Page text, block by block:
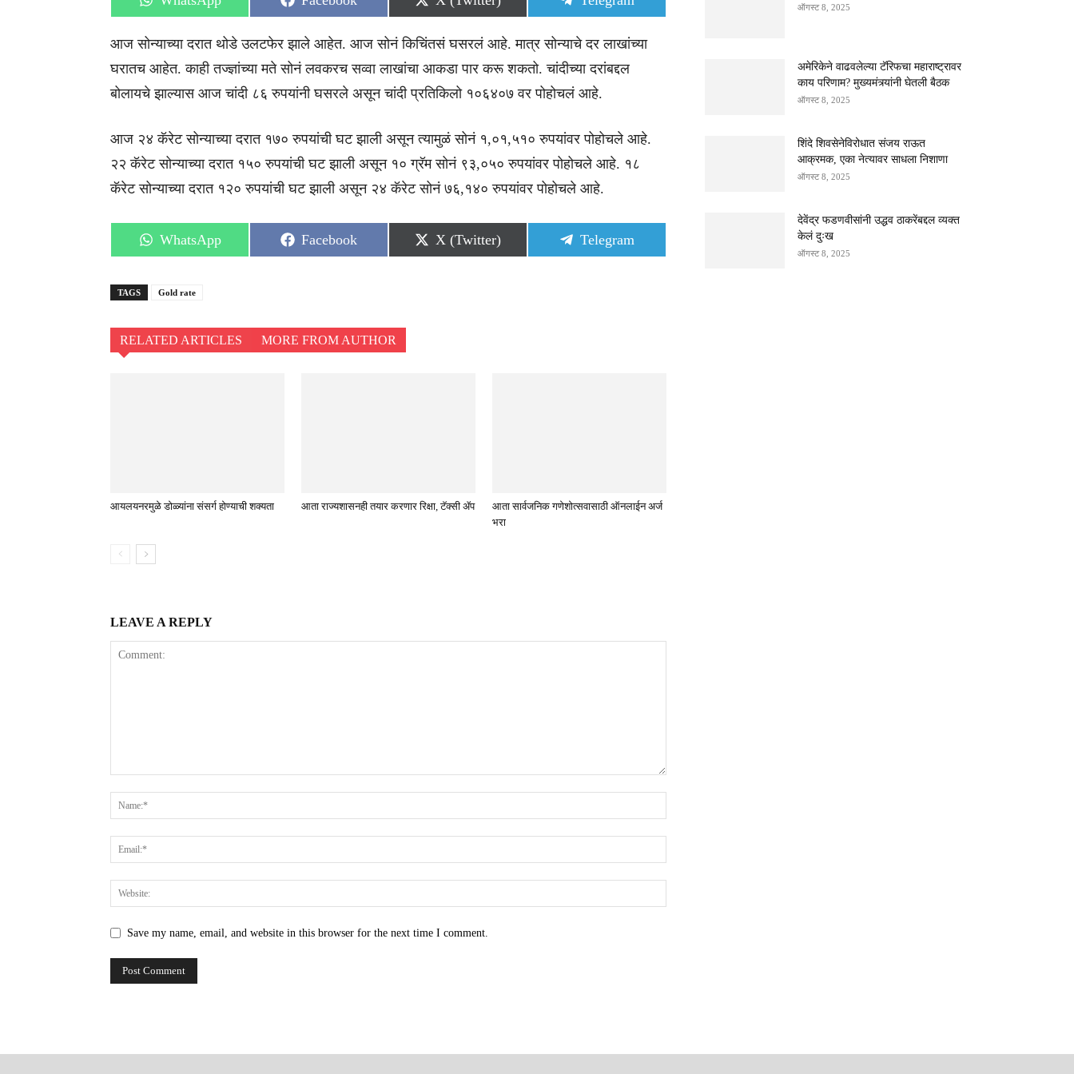
on
on
on
on
आज सोन्याच्या दरात थोडे उलटफेर झाले आहेत. आज सोनं किचिंतसं घसरलं आहे. मात्र सोन्याचे दर लाखांच्या
घरातच आहेत. काही तज्ज्ञांच्या मते सोनं लवकरच सव्वा लाखांचा आकडा पार करू शकतो. चांदीच्या दरांबद्दल
बोलायचे झाल्यास आज चांदी ८६ रुपयांनी घसरले असून चांदी प्रतिकिलो १०६४०७ वर पोहोचलं आहे.
आज २४ कॅरेट सोन्याच्या दरात १७० रुपयांची घट झाली असून त्यामुळं सोनं १,०१,५१० रुपयांवर पोहोचले आहे.
२२ कॅरेट सोन्याच्या दरात १५० रुपयांची घट झाली असून १० ग्रॅम सोनं ९३,०५० रुपयांवर पोहोचले आहे. १८
कॅरेट सोन्याच्या दरात १२० रुपयांची घट झाली असून २४ कॅरेट सोनं ७६,१४० रुपयांवर पोहोचले आहे.
Share
on
WhatsApp
Share
on
Facebook
Share
on
X (Twitter)
Share
on
Telegram
TAGS Gold rate
RELATED ARTICLES MORE FROM AUTHOR
आयलयनरमुळे डोळ्यांना संसर्ग होण्याची शक्यता आता राज्यशासनही तयार करणार रिक्षा, टॅक्सी ॲप
आता सार्वजनिक गणेशोत्सवासाठी ऑनलाईन अर्ज
भरा
LEAVE A REPLY
Save my name, email, and website in this browser for the next time I comment.
ऑगस्ट 8, 2025
अमेरिकेने वाढवलेल्या टॅरिफचा महाराष्ट्रावर
काय परिणाम? मुख्यमंत्र्यांनी घेतली बैठक
ऑगस्ट 8, 2025
शिंदे शिवसेनेविरोधात संजय राऊत
आक्रमक, एका नेत्यावर साधला निशाणा
ऑगस्ट 8, 2025
देवेंद्र फडणवीसांनी उद्धव ठाकरेंबद्दल व्यक्त
केलं दुःख
ऑगस्ट 8, 2025